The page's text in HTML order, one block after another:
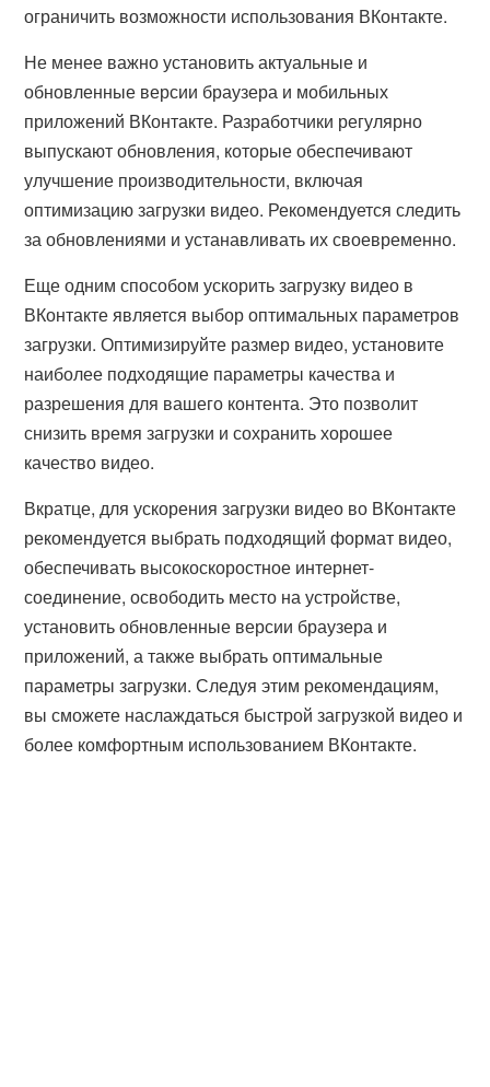
ограничить возможности использования ВКонтакте.
Не менее важно установить актуальные и
обновленные версии браузера и мобильных
приложений ВКонтакте. Разработчики регулярно
выпускают обновления, которые обеспечивают
улучшение производительности, включая
оптимизацию загрузки видео. Рекомендуется следить
за обновлениями и устанавливать их своевременно.
Еще одним способом ускорить загрузку видео в
ВКонтакте является выбор оптимальных параметров
загрузки. Оптимизируйте размер видео, установите
наиболее подходящие параметры качества и
разрешения для вашего контента. Это позволит
снизить время загрузки и сохранить хорошее
качество видео.
Вкратце, для ускорения загрузки видео во ВКонтакте
рекомендуется выбрать подходящий формат видео,
обеспечивать высокоскоростное интернет-
соединение, освободить место на устройстве,
установить обновленные версии браузера и
приложений, а также выбрать оптимальные
параметры загрузки. Следуя этим рекомендациям,
вы сможете наслаждаться быстрой загрузкой видео и
более комфортным использованием ВКонтакте.